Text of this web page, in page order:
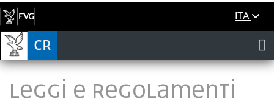
ITA
LEGGI E REGOLAMENTI